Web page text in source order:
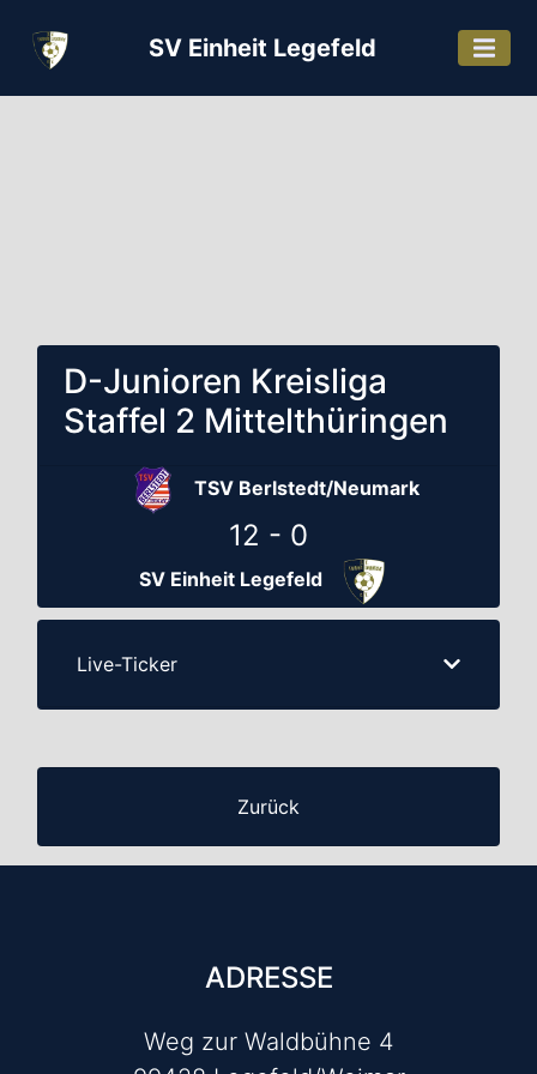
SV Einheit Legefeld
D-Junioren Kreisliga
Staffel 2 Mittelthüringen
TSV Berlstedt/Neumark
12 - 0
SV Einheit Legefeld
Live-Ticker
Zurück
ADRESSE
Weg zur Waldbühne 4